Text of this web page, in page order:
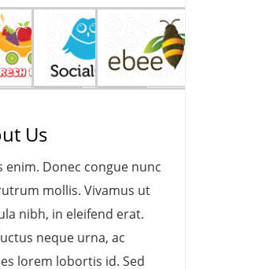
Us
enim. Donec congue nunc
mollis. Vivamus ut
nibh, in eleifend erat.
neque urna, ac
lorem lobortis id. Sed